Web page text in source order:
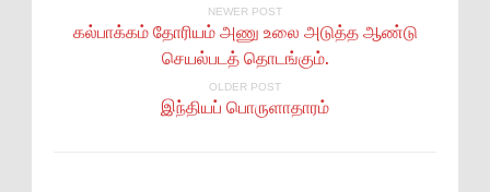
NEWER POST
கல்பாக்கம் தோரியம் அணு உலை அடுத்த ஆண்டு
செயல்படத் தொடங்கும்.
OLDER POST
இந்தியப் பொருளாதாரம்